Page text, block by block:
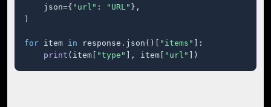
    json={
"url" : "URL" },
)
for item in response.json()[ "items"
]:
print (item[ "type" ], item[ "url" ])